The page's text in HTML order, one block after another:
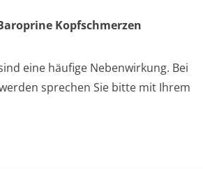
Kopfschmerzen
eine häufige Nebenwirkung. Bei
sprechen Sie bitte mit Ihrem